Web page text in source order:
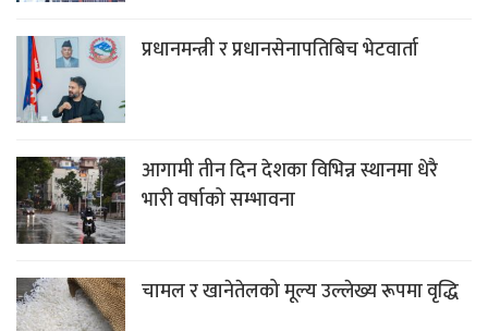
प्रधानमन्त्री र प्रधानसेनापतिबिच भेटवार्ता
आगामी तीन दिन देशका विभिन्न स्थानमा धेरै
भारी वर्षाको सम्भावना
चामल र खानेतेलको मूल्य उल्लेख्य रूपमा वृद्धि